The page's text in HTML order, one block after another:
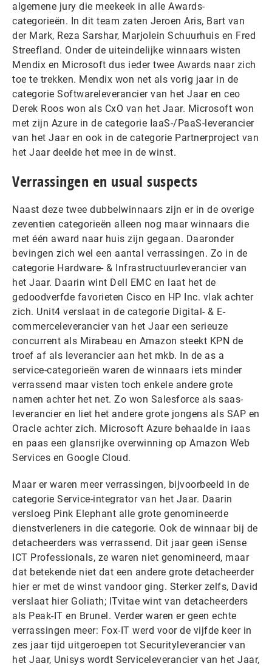
algemene jury die meekeek in alle Awards-
categorieën. In dit team zaten Jeroen Aris, Bart van
der Mark, Reza Sarshar, Marjolein Schuurhuis en Fred
Streefland. Onder de uiteindelijke winnaars wisten
Mendix en Microsoft dus ieder twee Awards naar zich
toe te trekken. Mendix won net als vorig jaar in de
categorie Softwareleverancier van het Jaar en ceo
Derek Roos won als CxO van het Jaar. Microsoft won
met zijn Azure in de categorie IaaS-/PaaS-leverancier
van het Jaar en ook in de categorie Partnerproject van
het Jaar deelde het mee in de winst.
Verrassingen en usual suspects
Naast deze twee dubbelwinnaars zijn er in de overige
zeventien categorieën alleen nog maar winnaars die
met één award naar huis zijn gegaan. Daaronder
bevingen zich wel een aantal verrassingen. Zo in de
categorie Hardware- & Infrastructuurleverancier van
het Jaar. Daarin wint Dell EMC en laat het de
gedoodverfde favorieten Cisco en HP Inc. vlak achter
zich. Unit4 verslaat in de categorie Digital- & E-
commerceleverancier van het Jaar een serieuze
concurrent als Mirabeau en Amazon steekt KPN de
troef af als leverancier aan het mkb. In de as a
service-categorieën waren de winnaars iets minder
verrassend maar visten toch enkele andere grote
namen achter het net. Zo won Salesforce als saas-
leverancier en liet het andere grote jongens als SAP en
Oracle achter zich. Microsoft Azure behaalde in iaas
en paas een glansrijke overwinning op Amazon Web
Services en Google Cloud.
Maar er waren meer verrassingen, bijvoorbeeld in de
categorie Service-integrator van het Jaar. Daarin
versloeg Pink Elephant alle grote genomineerde
dienstverleners in die categorie. Ook de winnaar bij de
detacheerders was verrassend. Dit jaar geen iSense
ICT Professionals, ze waren niet genomineerd, maar
dat betekende niet dat een andere grote detacheerder
hier er met de winst vandoor ging. Sterker zelfs, David
verslaat hier Goliath; ITvitae wint van detacheerders
als Peak-IT en Brunel. Verder waren er geen echte
verrassingen meer: Fox-IT werd voor de vijfde keer in
zes jaar tijd uitgeroepen tot Securityleverancier van
het Jaar, Unisys wordt Serviceleverancier van het Jaar,